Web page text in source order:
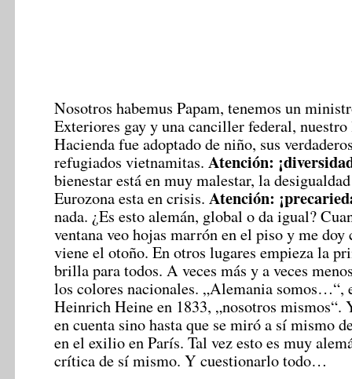
Nosotros habemus Papam, tenemos un
Exteriores gay y una canciller federal,
Hacienda fue adoptado de niño, sus
refugiados vietnamitas. Atención:
bienestar está en muy malestar, la
Eurozona esta en crisis. Atención:
nada. ¿Es esto alemán, global o da igual?
ventana veo hojas marrón en el piso y me doy
viene el otoño. En otros lugares empieza la
brilla para todos. A veces más y a veces
los colores nacionales. „Alemania somos…“,
Heinrich Heine en 1833, „nosotros mismos“.
en cuenta sino hasta que se miró a sí mismo
en el exilio en París. Tal vez esto es muy
crítica de sí mismo. Y cuestionarlo todo…